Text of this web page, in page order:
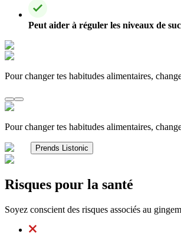
Peut aider à réguler les niveaux de
Pour changer tes habitudes alimentaires,
Pour changer tes habitudes alimentaires,
Prends Listonic
Risques pour la santé
Soyez conscient des risques associés au